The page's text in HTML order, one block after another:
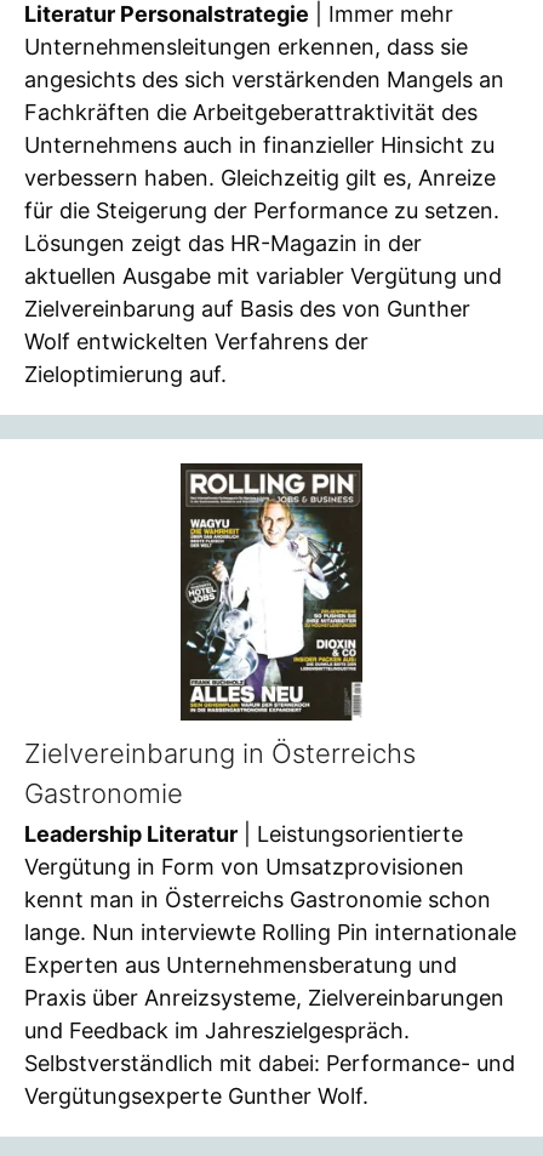
Literatur Personalstrategie | Immer mehr
Unternehmensleitungen erkennen, dass sie
angesichts des sich verstärkenden Mangels an
Fachkräften die Arbeitgeberattraktivität des
Unternehmens auch in finanzieller Hinsicht zu
verbessern haben. Gleichzeitig gilt es, Anreize
für die Steigerung der Performance zu setzen.
Lösungen zeigt das HR-Magazin in der
aktuellen Ausgabe mit variabler Vergütung und
Zielvereinbarung auf Basis des von Gunther
Wolf entwickelten Verfahrens der
Zieloptimierung auf.
Zielvereinbarung in Österreichs
Gastronomie
Leadership Literatur | Leistungsorientierte
Vergütung in Form von Umsatzprovisionen
kennt man in Österreichs Gastronomie schon
lange. Nun interviewte Rolling Pin internationale
Experten aus Unternehmensberatung und
Praxis über Anreizsysteme, Zielvereinbarungen
und Feedback im Jahreszielgespräch.
Selbstverständlich mit dabei: Performance- und
Vergütungsexperte Gunther Wolf.